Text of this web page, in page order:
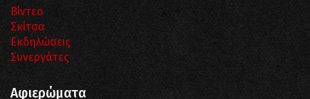
Βίντεο
Σκίτσα
Εκδηλώσεις
Συνεργάτες
Αφιερώματα